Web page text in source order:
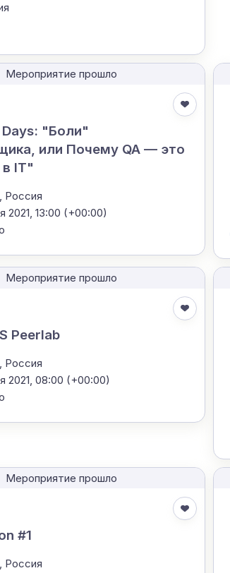
Мероприятие прошло
"Боли"
или Почему QA — это
IT"
Россия
2021, 13:00 (+00:00)
Мероприятие прошло
Peerlab
Россия
2021, 08:00 (+00:00)
Мероприятие прошло
#1
Россия